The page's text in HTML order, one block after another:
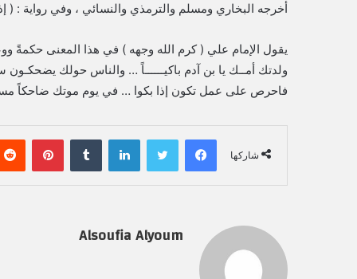
أخرجه البخاري ومسلم والترمذي والنسائي ، وفي رواية : (
يقول الإمام علي ( كرم الله وجهه ) في هذا المعنى حكمةً
ولدتك أمــك يا بن آدم باكيــــــاً … والناس حولك يضحكـون
فاحرص على عمل تكون إذا بكوا … في يوم موتك ضاحكاً
شاركها
فيسبوك لينكدإن بينتيريست
Alsoufia Alyoum